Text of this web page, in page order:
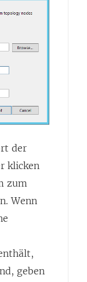
der
klicken
zum
Wenn
geben